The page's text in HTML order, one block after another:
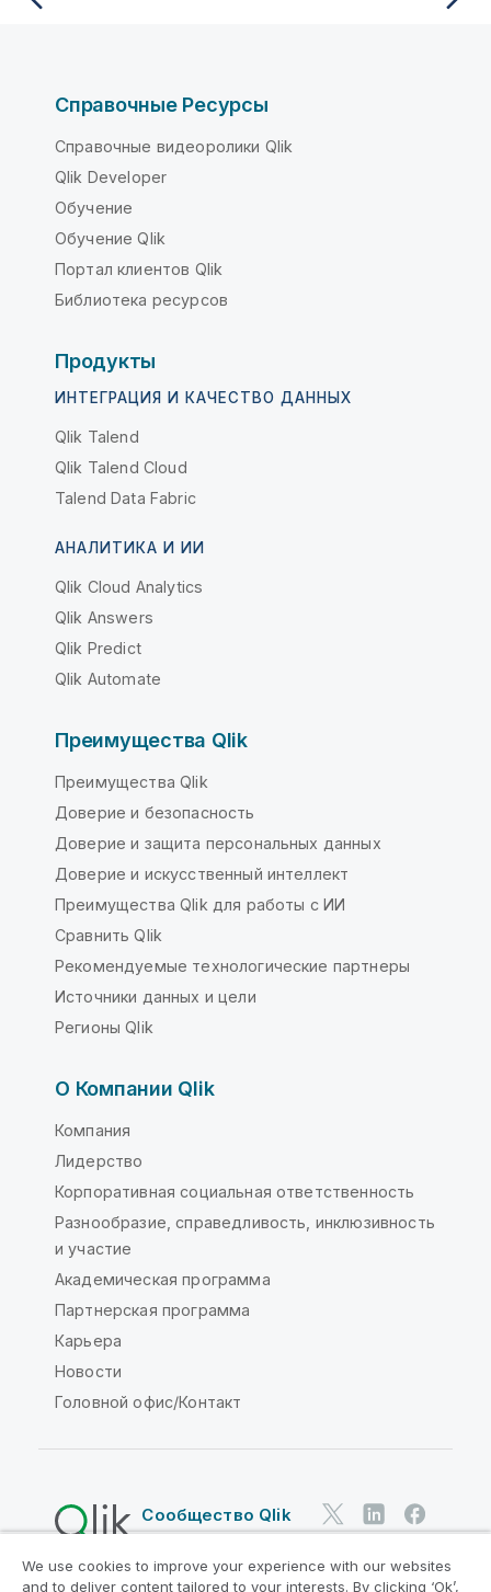
Справочные Ресурсы
Справочные видеоролики Qlik
Qlik Developer
Обучение
Обучение Qlik
Портал клиентов Qlik
Библиотека ресурсов
Продукты
ИНТЕГРАЦИЯ И КАЧЕСТВО ДАННЫХ
Qlik Talend
Qlik Talend Cloud
Talend Data Fabric
АНАЛИТИКА И ИИ
Qlik Cloud Analytics
Qlik Answers
Qlik Predict
Qlik Automate
Преимущества Qlik
Преимущества Qlik
Доверие и безопасность
Доверие и защита персональных данных
Доверие и искусственный интеллект
Преимущества Qlik для работы с ИИ
Сравнить Qlik
Рекомендуемые технологические партнеры
Источники данных и цели
Регионы Qlik
О Компании Qlik
Компания
Лидерство
Корпоративная социальная ответственность
Разнообразие, справедливость, инклюзивность
и участие
Академическая программа
Партнерская программа
Карьера
Новости
Головной офис/Контакт
Сообщество Qlik
Юридические соглашения
We use cookies to improve your experience with our websites
and to deliver content tailored to your interests. By clicking ‘Ok’,